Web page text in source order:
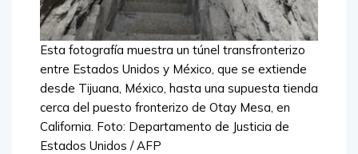
Esta fotografía muestra un túnel transfronterizo
entre Estados Unidos y México, que se extiende
desde Tijuana, México, hasta una supuesta tienda
cerca del puesto fronterizo de Otay Mesa, en
California. Foto: Departamento de Justicia de
Estados Unidos / AFP